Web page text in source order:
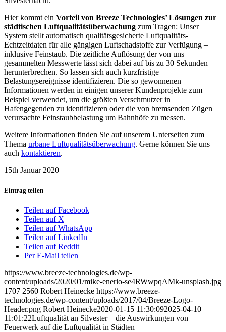
Hier kommt ein Vorteil von Breeze Technologies’ Lösungen zur
städtischen Luftqualitätsüberwachung zum Tragen: Unser
System stellt automatisch qualitätsgesicherte Luftqualitäts-
Echtzeitdaten für alle gängigen Luftschadstoffe zur Verfügung –
inklusive Feinstaub. Die zeitliche Auflösung der von uns
gesammelten Messwerte lässt sich dabei auf bis zu 30 Sekunden
herunterbrechen. So lassen sich auch kurzfristige
Belastungsereignisse identifizieren. Die so gewonnenen
Informationen werden in einigen unserer Kundenprojekte zum
Beispiel verwendet, um die größten Verschmutzer in
Hafengegenden zu identifizieren oder die von bremsenden Zügen
verursachte Feinstaubbelastung um Bahnhöfe zu messen.
Weitere Informationen finden Sie auf unserem Unterseiten zum
Thema urbane Luftqualitätsüberwachung. Gerne können Sie uns
auch kontaktieren.
15th Januar 2020
Eintrag teilen
Teilen auf Facebook
Teilen auf X
Teilen auf WhatsApp
Teilen auf LinkedIn
Teilen auf Reddit
Per E-Mail teilen
https://www.breeze-technologies.de/wp-
content/uploads/2020/01/mike-enerio-se4RWwpqAMk-unsplash.jpg
1707 2560 Robert Heinecke https://www.breeze-
technologies.de/wp-content/uploads/2017/04/Breeze-Logo-
Header.png Robert Heinecke2020-01-15 11:30:092025-04-10
11:01:22Luftqualität an Silvester – die Auswirkungen von
Feuerwerk auf die Luftqualität in Städten